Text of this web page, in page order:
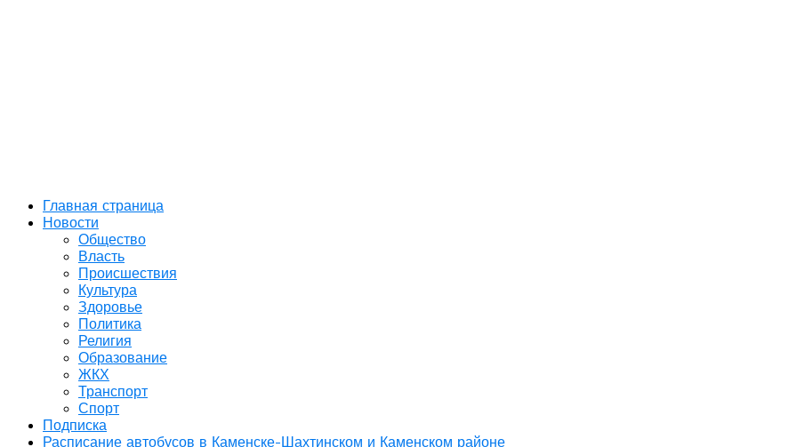
Главная страница
Новости
Общество
Власть
Происшествия
Культура
Здоровье
Политика
Религия
Образование
ЖКХ
Транспорт
Спорт
Подписка
Расписание автобусов в Каменске-Шахтинском и Каменском районе